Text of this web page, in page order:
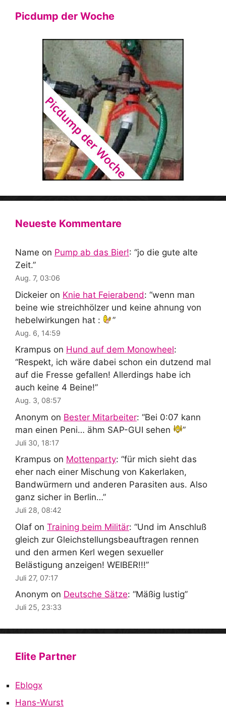
Picdump der Woche
Neueste Kommentare
Name on Pump ab das Bier!: “jo die gute alte
Zeit.”
Aug. 7, 03:06
Dickeier on Knie hat Feierabend: “wenn man
beine wie streichhölzer und keine ahnung von
hebelwirkungen hat :
”
Aug. 6, 14:59
Krampus on Hund auf dem Monowheel:
“Respekt, ich wäre dabei schon ein dutzend mal
auf die Fresse gefallen! Allerdings habe ich
auch keine 4 Beine!”
Aug. 3, 08:57
Anonym on Bester Mitarbeiter: “Bei 0:07 kann
man einen Peni… ähm SAP-GUI sehen
”
Juli 30, 18:17
Krampus on Mottenparty: “für mich sieht das
eher nach einer Mischung von Kakerlaken,
Bandwürmern und anderen Parasiten aus. Also
ganz sicher in Berlin…”
Juli 28, 08:42
Olaf on Training beim Militär: “Und im Anschluß
gleich zur Gleichstellungsbeauftragen rennen
und den armen Kerl wegen sexueller
Belästigung anzeigen! WEIBER!!!”
Juli 27, 07:17
Anonym on Deutsche Sätze: “Mäßig lustig”
Juli 25, 23:33
Elite Partner
Eblogx
Hans-Wurst